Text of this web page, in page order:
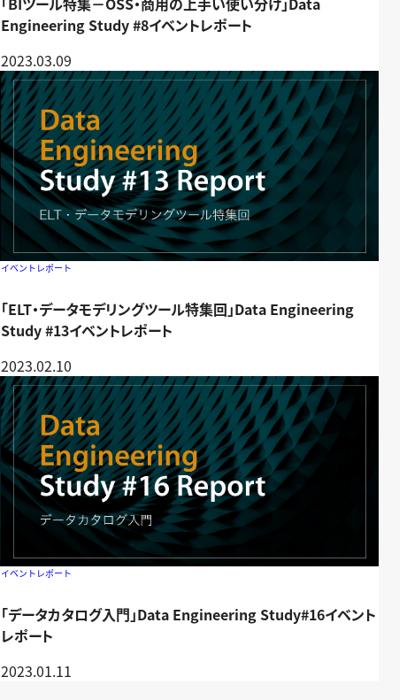
Engineering Study #8イベントレポート
2023.03.09
イベントレポート
「ELT・データモデリングツール特集回」Data Engineering
Study #13イベントレポート
2023.02.10
イベントレポート
「データカタログ入門」Data Engineering Study#16イベント
レポート
2023.01.11